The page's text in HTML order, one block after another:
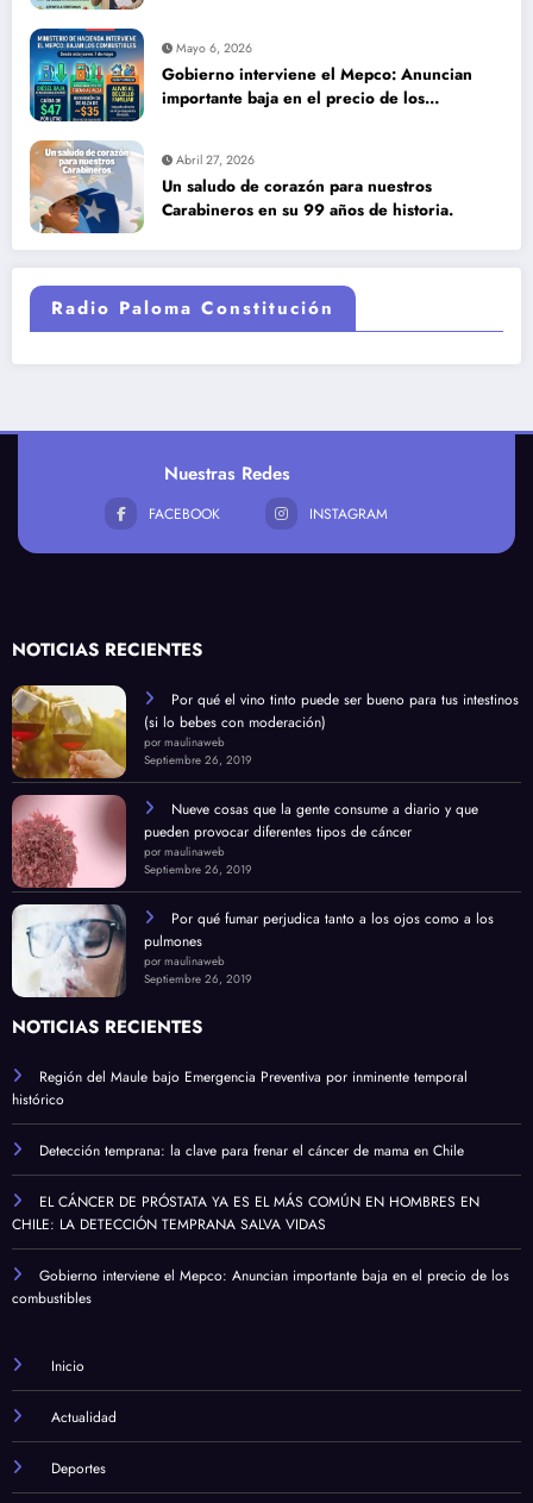
Mayo 6, 2026
Gobierno interviene el Mepco: Anuncian
importante baja en el precio de los
Abril 27, 2026
Un saludo de corazón para nuestros
Carabineros en su 99 años de historia.
Radio Paloma Constitución
Nuestras Redes
FACEBOOK INSTAGRAM
NOTICIAS RECIENTES
Por qué el vino tinto puede ser bueno para tus intestinos
(si lo bebes con moderación)
por maulinaweb
Septiembre 26, 2019
Nueve cosas que la gente consume a diario y que
pueden provocar diferentes tipos de cáncer
por maulinaweb
Septiembre 26, 2019
Por qué fumar perjudica tanto a los ojos como a los
pulmones
por maulinaweb
Septiembre 26, 2019
NOTICIAS RECIENTES
Región del Maule bajo Emergencia Preventiva por inminente temporal
histórico
Detección temprana: la clave para frenar el cáncer de mama en Chile
EL CÁNCER DE PRÓSTATA YA ES EL MÁS COMÚN EN HOMBRES EN
CHILE: LA DETECCIÓN TEMPRANA SALVA VIDAS
Gobierno interviene el Mepco: Anuncian importante baja en el precio de los
combustibles
Inicio
Actualidad
Deportes